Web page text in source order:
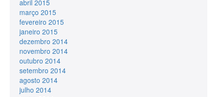
abril 2015
março 2015
fevereiro 2015
janeiro 2015
dezembro 2014
novembro 2014
outubro 2014
setembro 2014
agosto 2014
julho 2014